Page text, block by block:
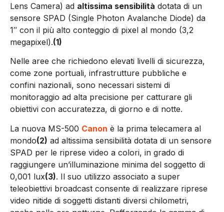
Lens Camera) ad altissima sensibilità dotata di un
sensore SPAD (Single Photon Avalanche Diode) da
1″ con il più alto conteggio di pixel al mondo (3,2
megapixel).(1)
Nelle aree che richiedono elevati livelli di sicurezza,
come zone portuali, infrastrutture pubbliche e
confini nazionali, sono necessari sistemi di
monitoraggio ad alta precisione per catturare gli
obiettivi con accuratezza, di giorno e di notte.
La nuova MS-500 Canon è la prima telecamera al
mondo(2) ad altissima sensibilità dotata di un sensore
SPAD per le riprese video a colori, in grado di
raggiungere un’illuminazione minima del soggetto di
0,001 lux(3). Il suo utilizzo associato a super
teleobiettivi broadcast consente di realizzare riprese
video nitide di soggetti distanti diversi chilometri,